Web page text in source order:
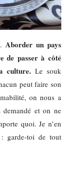
Aborder un pays
de passer à côté
culture. Le souk
peut faire son
on nous a
demandé et on ne
quoi. Je n’en
garde-toi de tout